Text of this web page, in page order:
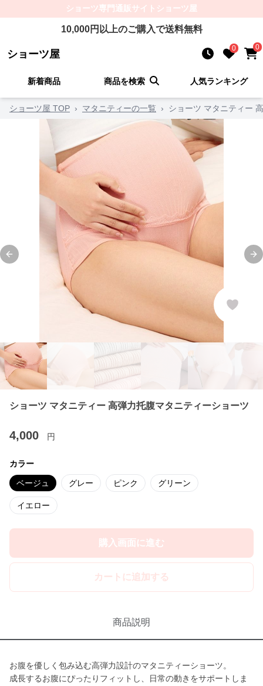
ショーツ専門通販サイト ショーツ屋
10,000円以上のご購入で送料無料
ショーツ屋 0 0
新着商品 商品を検索 人気ランキング
ショーツ屋 TOP › マタニティーの一覧 › ショーツ マタニティー
Previous slide
ショーツ マタニティー 高弾力托腹マタニティーショーツ
4,000 円
カラー
ベージュ グレー ピンク グリーン
イエロー
購入画面に進む
カートに追加する
商品説明
お腹を優しく包み込む高弾力設計のマタニティーショーツ。
成長するお腹にぴったりフィットし、日常の動きをサポートしま